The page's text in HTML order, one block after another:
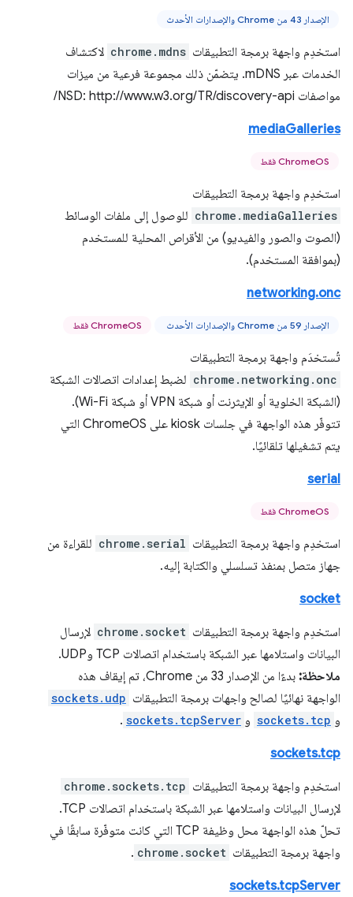
الإصدار 43 من Chrome والإصدارات الأحدث
استخدِم واجهة برمجة التطبيقات chrome.mdns لاكتشاف
الخدمات عبر mDNS. يتضمّن ذلك مجموعة فرعية من ميزات
مواصفات NSD: http://www.w3.org/TR/discovery-api/
mediaGalleries
ChromeOS فقط
استخدِم واجهة برمجة التطبيقات
chrome.mediaGalleries للوصول إلى ملفات الوسائط
(الصوت والصور والفيديو) من الأقراص المحلية للمستخدم
(بموافقة المستخدم).
networking.onc
الإصدار 59 من Chrome والإصدارات الأحدث ChromeOS فقط
تُستخدَم واجهة برمجة التطبيقات
chrome.networking.onc لضبط إعدادات اتصالات الشبكة
(الشبكة الخلوية أو الإيثرنت أو شبكة VPN أو شبكة Wi-Fi).
تتوفّر هذه الواجهة في جلسات kiosk على ChromeOS التي
يتم تشغيلها تلقائيًا.
serial
ChromeOS فقط
استخدِم واجهة برمجة التطبيقات chrome.serial للقراءة من
جهاز متصل بمنفذ تسلسلي والكتابة إليه.
socket
استخدِم واجهة برمجة التطبيقات chrome.socket لإرسال
البيانات واستلامها عبر الشبكة باستخدام اتصالات TCP وUDP.
ملاحظة:
بدءًا من الإصدار 33 من Chrome، تم إيقاف هذه
الواجهة نهائيًا لصالح واجهات برمجة التطبيقات sockets.udp
و sockets.tcp و sockets.tcpServer
.
sockets.tcp
استخدِم واجهة برمجة التطبيقات chrome.sockets.tcp
لإرسال البيانات واستلامها عبر الشبكة باستخدام اتصالات TCP.
تحلّ هذه الواجهة محل وظيفة TCP التي كانت متوفّرة سابقًا في
واجهة برمجة التطبيقات chrome.socket
.
sockets.tcpServer